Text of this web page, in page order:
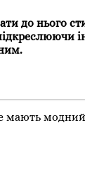
до нього